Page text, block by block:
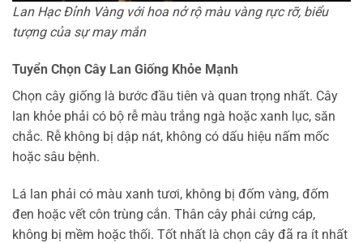
Lan Hạc Đỉnh Vàng với hoa nở rộ màu vàng rực rỡ, biểu
tượng của sự may mắn
Tuyển Chọn Cây Lan Giống Khỏe Mạnh
Chọn cây giống là bước đầu tiên và quan trọng nhất. Cây
lan khỏe phải có bộ rễ màu trắng ngà hoặc xanh lục, săn
chắc. Rễ không bị dập nát, không có dấu hiệu nấm mốc
hoặc sâu bệnh.
Lá lan phải có màu xanh tươi, không bị đốm vàng, đốm
đen hoặc vết côn trùng cắn. Thân cây phải cứng cáp,
không bị mềm hoặc thối. Tốt nhất là chọn cây đã ra ít nhất